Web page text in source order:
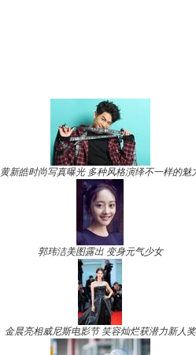
黄新皓时尚写真曝光 多种风格演绎不一样的魅
郭玮洁美图露出 变身元气少女
金晨亮相威尼斯电影节 笑容灿烂获潜力新人奖